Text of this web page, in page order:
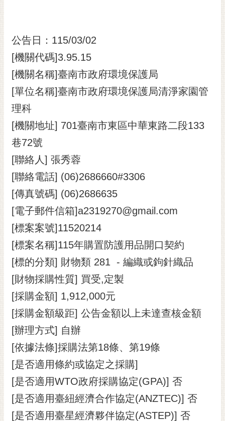
黃
偉
哲
螢
光
花
桐
花
祭
網
站
導
覽
訂
閱
RSS
訂
閱
電
子
報
市
民
信
箱
English
公告日：115/03/02
[機關代碼]3.95.15
[機關名稱]臺南市政府環境保護局
[單位名稱]臺南市政府環境保護局清淨家園管
理科
[機關地址] 701臺南市東區中華東路二段133
巷72號
[聯絡人] 張秀蓉
[聯絡電話] (06)2686660#3306
[傳真號碼] (06)2686635
[電子郵件信箱]a2319270@gmail.com
[標案案號]11520214
[標案名稱]115年購置防護用品開口契約
[標的分類] 財物類 281 - 編織或鉤針織品
[財物採購性質] 買受,定製
[採購金額] 1,912,000元
[採購金額級距] 公告金額以上未達查核金額
[辦理方式] 自辦
[依據法條]採購法第18條、第19條
[是否適用條約或協定之採購]
[是否適用WTO政府採購協定(GPA)] 否
[是否適用臺紐經濟合作協定(ANZTEC)] 否
[是否適用臺星經濟夥伴協定(ASTEP)] 否